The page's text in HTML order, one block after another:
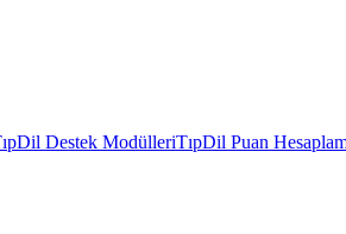
Destek ModülleriTıpDil Puan